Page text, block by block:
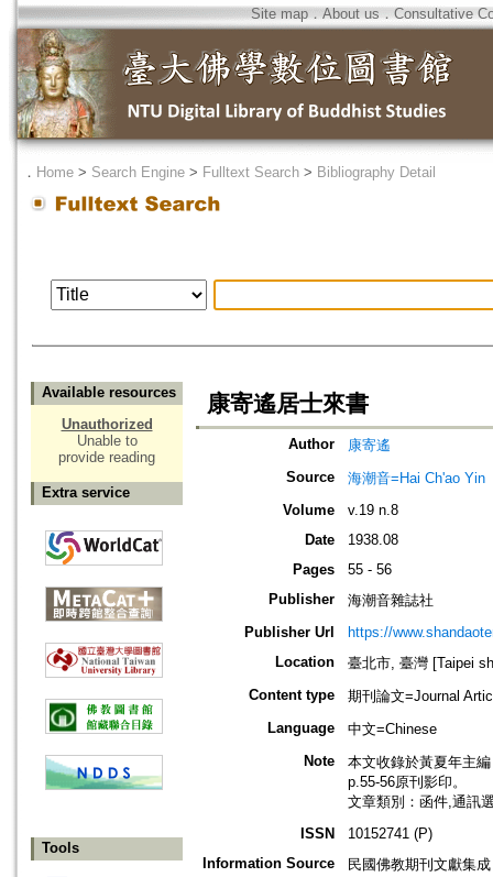
Site map．About us ． Consultative
． Home > Search Engine > Fulltext Search > Bibliography Detail
Available resources
Unauthorized
Unable to
provide reading
Extra service
Tools
康寄遙居士來書
Author
康寄遙
Source
海潮音=Hai Ch'ao Yin
Volume
v.19 n.8
Date
1938.08
Pages
55 - 56
Publisher
海潮音雜誌社
Publisher Url
https://
Location
臺北市, 臺灣 [Taipei
Content type
期刊論文=Journal
Language
中文=Chinese
Note
本文收錄於黃夏年主
p.55-56原刊影印。
文章類別：函件,通訊
ISSN
10152741 (P)
Information Source
民國佛教期刊文獻集